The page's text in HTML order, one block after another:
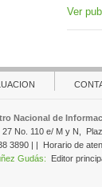
Ver
Nacional de
27 No. 110 e/ M y N,
3890 | | Horario de
Gudás: Editor